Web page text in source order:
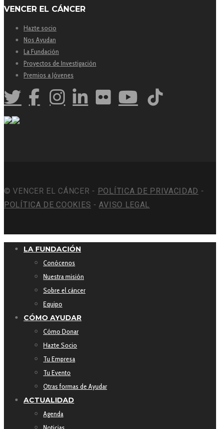
VENCER EL CÁNCER
Hazte socio
Nos Ayudan
La Fundación
Proyectos de Investigación
Premios a Jóvenes
© VENCER EL CÁNCER - POLÍTICA DE PRIVACIDAD -
POLÍTICA DE COOKIES -AVISO LEGAL
LA FUNDACIÓN
Conócenos
Nuestra misión
Sobre el cáncer
Equipo
CÓMO AYUDAR
Cómo Donar
Hazte Socio
Tu Empresa
Tu Evento
Otras formas de Ayudar
ACTUALIDAD
Agenda